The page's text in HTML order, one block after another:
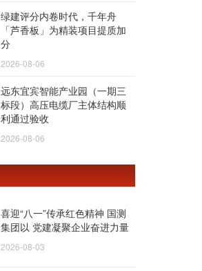
绿建评分内卷时代，千年舟
「芦香板」为精装项目提质加
分
2026-08-06
远东宜宾智能产业园（一期三
标段）高压电缆厂主体结构顺
利通过验收
2026-08-06
喜迎“八一”传承红色精神 国测
集团以 党建凝聚企业奋进力量
2026-08-03